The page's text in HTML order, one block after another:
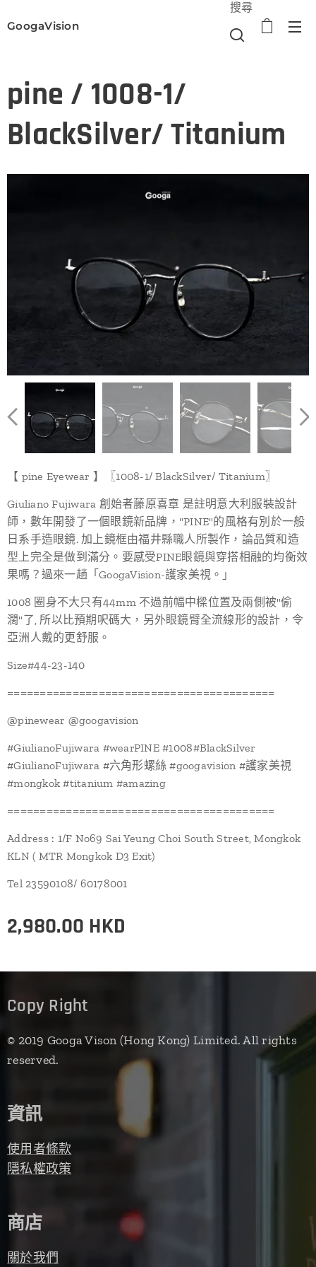
GoogaVision
搜尋
pine / 1008-1/
BlackSilver/ Titanium
【 pine Eyewear 】〖1008-1/ BlackSilver/ Titanium〗
Giuliano Fujiwara 創始者藤原喜章 是註明意大利服裝設計
師，數年開發了一個眼鏡新品牌，"PINE"的風格有別於一般
日系手造眼鏡. 加上鏡框由福井縣職人所製作，論品質和造
型上完全是做到滿分。要感受PINE眼鏡與穿搭相融的均衡效
果嗎？過來一趟「GoogaVision-護家美視。」
1008 圈身不大只有44mm 不過前幅中樑位置及兩側被"偷
濶"了, 所以比預期呎碼大，另外眼鏡臂全流線形的設計，令
亞洲人戴的更舒服。
Size#44-23-140
=========================================
@pinewear @googavision
#GiulianoFujiwara #wearPINE #1008#BlackSilver
#GiulianoFujiwara #六角形螺絲 #googavision #護家美視
#mongkok #titanium #amazing
=========================================
Address : 1/F No69 Sai Yeung Choi South Street, Mongkok
KLN ( MTR Mongkok D3 Exit)
Tel 23590108/ 60178001
2,980.00 HKD
Copy Right
© 2019 Googa Vison (Hong Kong) Limited. All rights
reserved.
資訊
使用者條款
隱私權政策
商店
關於我們